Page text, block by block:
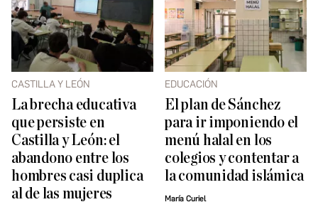
CASTILLA Y LEÓN
La brecha educativa
que persiste en
Castilla y León: el
abandono entre los
hombres casi duplica
al de las mujeres
EDUCACIÓN
El plan de Sánchez
para ir imponiendo el
menú halal en los
colegios y contentar a
la comunidad islámica
María Curiel